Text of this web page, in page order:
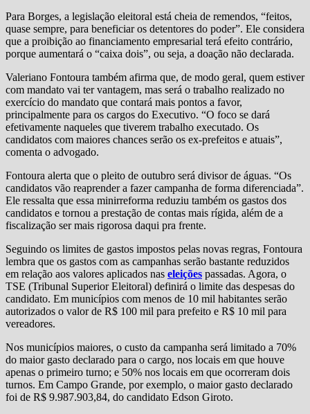
Para Borges, a legislação eleitoral está cheia de remendos, “feitos,
quase sempre, para beneficiar os detentores do poder”. Ele considera
que a proibição ao financiamento empresarial terá efeito contrário,
porque aumentará o “caixa dois”, ou seja, a doação não declarada.
Valeriano Fontoura também afirma que, de modo geral, quem estiver
com mandato vai ter vantagem, mas será o trabalho realizado no
exercício do mandato que contará mais pontos a favor,
principalmente para os cargos do Executivo. “O foco se dará
efetivamente naqueles que tiverem trabalho executado. Os
candidatos com maiores chances serão os ex-prefeitos e atuais”,
comenta o advogado.
Fontoura alerta que o pleito de outubro será divisor de águas. “Os
candidatos vão reaprender a fazer campanha de forma diferenciada”.
Ele ressalta que essa minirreforma reduziu também os gastos dos
candidatos e tornou a prestação de contas mais rígida, além de a
fiscalização ser mais rigorosa daqui pra frente.
Seguindo os limites de gastos impostos pelas novas regras, Fontoura
lembra que os gastos com as campanhas serão bastante reduzidos
em relação aos valores aplicados nas eleições passadas. Agora, o
TSE (Tribunal Superior Eleitoral) definirá o limite das despesas do
candidato. Em municípios com menos de 10 mil habitantes serão
autorizados o valor de R$ 100 mil para prefeito e R$ 10 mil para
vereadores.
Nos municípios maiores, o custo da campanha será limitado a 70%
do maior gasto declarado para o cargo, nos locais em que houve
apenas o primeiro turno; e 50% nos locais em que ocorreram dois
turnos. Em Campo Grande, por exemplo, o maior gasto declarado
foi de R$ 9.987.903,84, do candidato Edson Giroto.